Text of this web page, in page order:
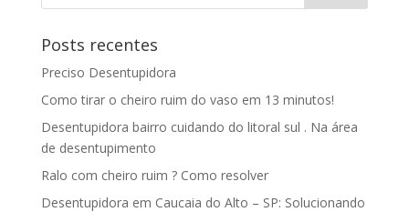
Posts recentes
Preciso Desentupidora
Como tirar o cheiro ruim do vaso em 13 minutos!
Desentupidora bairro cuidando do litoral sul . Na área
de desentupimento
Ralo com cheiro ruim ? Como resolver
Desentupidora em Caucaia do Alto – SP: Solucionando